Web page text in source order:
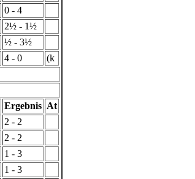
0 - 4
2½ - 1½
½ - 3½
4 - 0 (k
Ergebnis At
2 - 2
2 - 2
1 - 3
1 - 3